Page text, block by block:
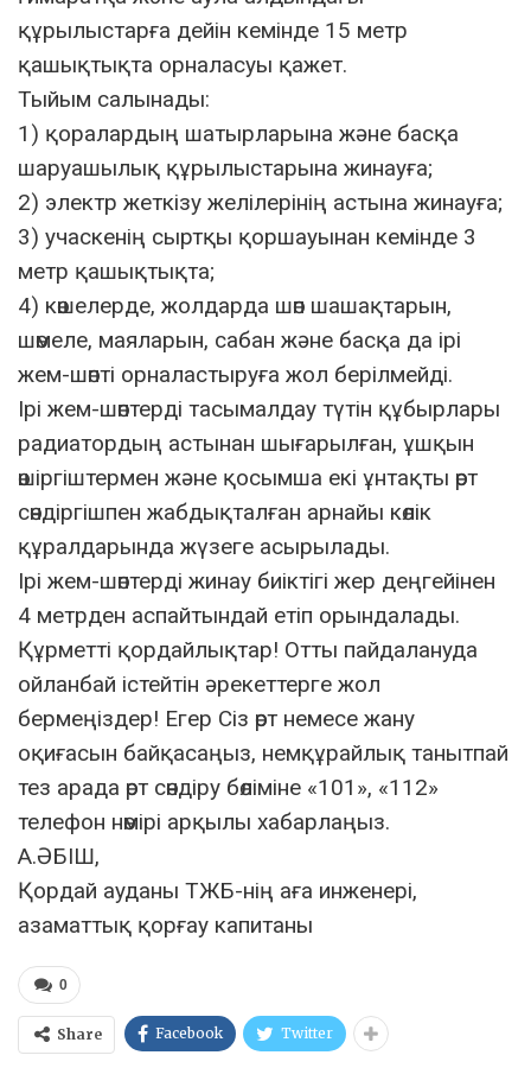
құрылыстарға дейін кемінде 15 метр
қашықтықта орналасуы қажет.
Тыйым салынады:
1) қоралардың шатырларына және басқа
шаруашылық құрылыстарына жинауға;
2) электр жеткізу желілерінің астына жинауға;
3) учаскенің сыртқы қоршауынан кемінде 3
метр қашықтықта;
4) көшелерде, жолдарда шөп шашақтарын,
шөмеле, маяларын, сабан және басқа да ірі
жем-шөпті орналастыруға жол берілмейді.
Ірі жем-шөптерді тасымалдау түтін құбырлары
радиатордың астынан шығарылған, ұшқын
өшіргіштермен және қосымша екі ұнтақты өрт
сөндіргішпен жабдықталған арнайы көлік
құралдарында жүзеге асырылады.
Ірі жем-шөптерді жинау биіктігі жер деңгейінен
4 метрден аспайтындай етіп орындалады.
Құрметті қордайлықтар! Отты пайдалануда
ойланбай істейтін әрекеттерге жол
бермеңіздер! Егер Сіз өрт немесе жану
оқиғасын байқасаңыз, немқұрайлық танытпай
тез арада өрт сөндіру бөліміне «101», «112»
телефон нөмірі арқылы хабарлаңыз.
А.ӘБІШ,
Қордай ауданы ТЖБ-нің аға инженері,
азаматтық қорғау капитаны
0
Share Facebook Twitter